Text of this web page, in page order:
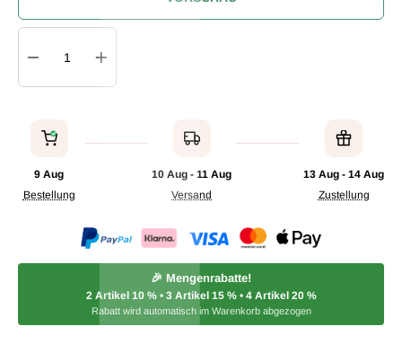
9 Aug
Bestellung
10 Aug - 11 Aug
Versand
13 Aug - 14 Aug
Zustellung
🎉 Mengenrabatte!
2 Artikel 10 %• 3 Artikel 15 %• 4 Artikel 20 %
Rabatt wird automatisch im Warenkorb abgezogen